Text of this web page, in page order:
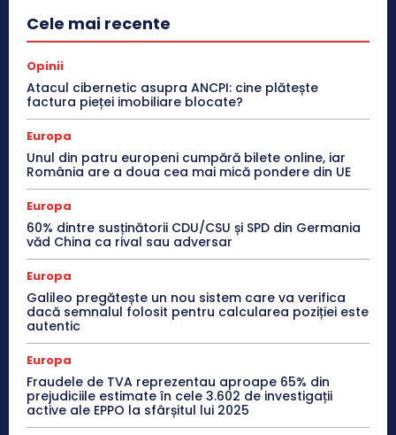
Cele mai recente
Opinii
Atacul cibernetic asupra ANCPI: cine plătește
factura pieței imobiliare blocate?
Europa
Unul din patru europeni cumpără bilete online, iar
România are a doua cea mai mică pondere din UE
Europa
60% dintre susținătorii CDU/CSU și SPD din Germania
văd China ca rival sau adversar
Europa
Galileo pregătește un nou sistem care va verifica
dacă semnalul folosit pentru calcularea poziției este
autentic
Europa
Fraudele de TVA reprezentau aproape 65% din
prejudiciile estimate în cele 3.602 de investigații
active ale EPPO la sfârșitul lui 2025